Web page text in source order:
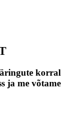
korral
ja me võtame